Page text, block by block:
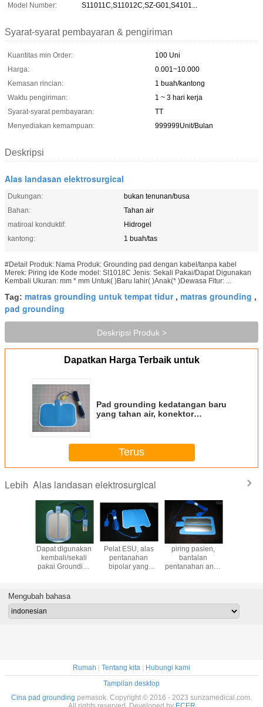
Model Number:
S11011C,S11012C,SZ-G01,S4101...
Syarat-syarat pembayaran & pengiriman
Kuantitas min Order:
100 Uni
Harga:
0.001~10.000
Kemasan rincian:
1 buah/kantong
Waktu pengiriman:
1 ~ 3 hari kerja
Syarat-syarat pembayaran:
TT
Menyediakan kemampuan:
999999Unit/Bulan
Deskripsi
Alas landasan elektrosurgical
Dukungan:
bukan tenunan/busa
Bahan:
Tahan air
matiroal konduktif:
Hidrogel
kantong:
1 buah/tas
#Detail Produk: Nama Produk: Grounding pad dengan kabel/tanpa kabel
Merek: Piring ide Kode model: SI1018C Jenis: Sekali Pakai/Dapat Digunakan
Kembali Ukuran: mm * mm Untuk( )Baru lahir( )Anak(* )Dewasa Fitur: ...
Tag: matras grounding untuk tempat tidur, matras grounding ,
pad grounding
Deskripsi Produk >
Dapatkan Harga Terbaik untuk
Pad grounding kedatangan baru
yang tahan air, konektor
untuk dewasa
Terus
Lebih Alas landasan elektrosurgical
Dapat digunakan
kembali/sekali
pakai Grounding
(steker 6.3MM),
dewasa
dengan ERBE,
Pelat ESU, alas
pentanahan
bipolar yang
piring pasien,
bantalan
pentanahan anak
anak, bantalan
bipolar
kembali,
khusus
Mengubah bahasa
Rumah | Tentang kita | Hubungi kami
Tampilan desktop
Cina pad grounding pemasok. Copyright © 2016 - 2023 sunzamedical.com.